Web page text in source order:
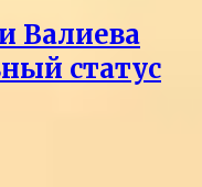
Валиева
статус